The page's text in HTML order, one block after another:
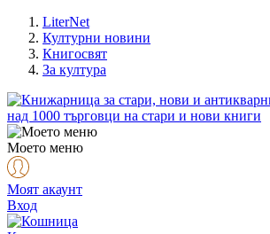
LiterNet
Културни новини
Книгосвят
За култура
над 1000 търговци на стари и нови книги
Моето меню
Моят акаунт
Вход